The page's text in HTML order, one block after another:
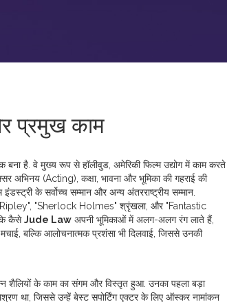
प्रमुख काम
बना है . वे मुख्य रूप सेहॉलीवुड अमेरिकी फिल्म उद्योगमें काम करते
अभिनय (Acting) कक्षा, भावना और भूमिका की गहराई की
इंडस्ट्री के सर्वोच्च सम्मान और अन्य अंतरराष्ट्रीय सम्मान.
Ripley", "Sherlock Holmes" श्रृंखला, और "Fantastic
कैसेJude Law अपनी भूमिकाओं में अलग-अलग रंग लाते हैं,
बल्कि आलोचनात्मक प्रशंसा भी दिलवाई, जिससे उनकी
शैलियों के काम का संगमऔर विस्तृत हुआ. उनका पहला बड़ा
था, जिससे उन्हें बेस्ट सपोर्टिंग एक्टर के लिए ऑस्कर नामांकन